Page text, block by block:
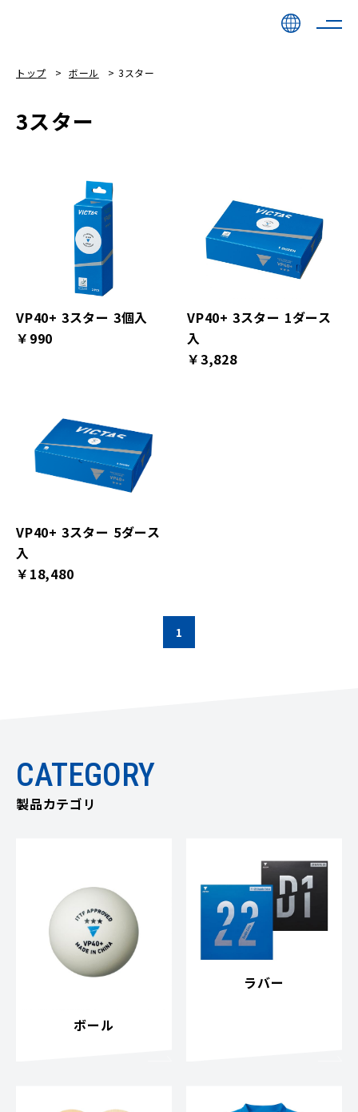
トップ ボール 3スター
3スター
VP40+ 3スター 3個入
￥990
VP40+ 3スター 1ダース
入
￥3,828
VP40+ 3スター 5ダース
入
￥18,480
1
CATEGORY
製品カテゴリ
ボール
ラバー